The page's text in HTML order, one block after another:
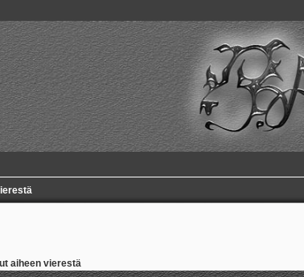
aiheen vierestä